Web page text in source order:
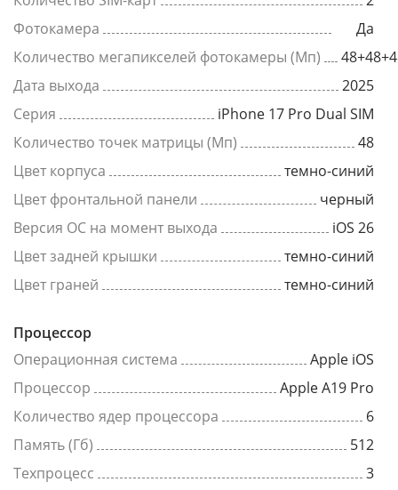
Фотокамера
Да
Количество мегапикселей фотокамеры (Мп)
Дата выхода
2025
Серия
iPhone 17 Pro Dual SIM
Количество точек матрицы (Мп)
48
Цвет корпуса
темно-синий
Цвет фронтальной панели
черный
Версия ОС на момент выхода
iOS 26
Цвет задней крышки
темно-синий
Цвет граней
темно-синий
Процессор
Операционная система
Apple iOS
Процессор
Apple A19 Pro
Количество ядер процессора
6
Память (Гб)
512
Техпроцесс
3